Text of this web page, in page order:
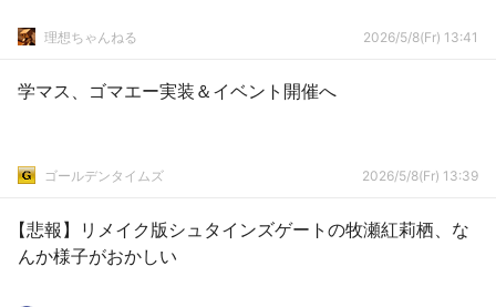
理想ちゃんねる 2026/5/8(Fr) 13:41
学マス、ゴマエー実装＆イベント開催へ
ゴールデンタイムズ 2026/5/8(Fr) 13:39
【悲報】リメイク版シュタインズゲートの牧瀬紅莉栖、な
んか様子がおかしい